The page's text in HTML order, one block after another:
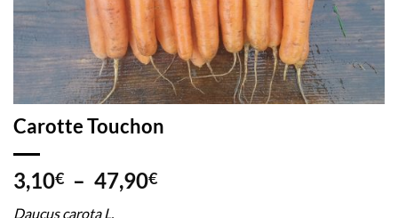
Carotte Touchon
3,10€ – 47,90€Plage
Daucus carota L.